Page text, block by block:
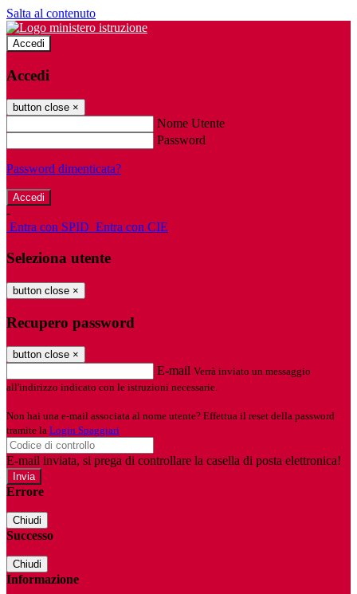
Salta al contenuto
Accedi
Accedi
button close ×
Nome Utente
Password
Password dimenticata?
-
Entra con SPID Entra con CIE
Seleziona utente
button close ×
Recupero password
button close ×
E-mail Verrà inviato un messaggio
all'indirizzo indicato con le istruzioni necessarie.
Non hai una e-mail associata al nome utente? Effettua il reset della password
tramite la Login Spaggiari
E-mail inviata, si prega di controllare la casella di posta elettronica!
Errore
Chiudi
Successo
Chiudi
Informazione